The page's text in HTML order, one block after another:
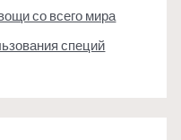
со всего мира
специй